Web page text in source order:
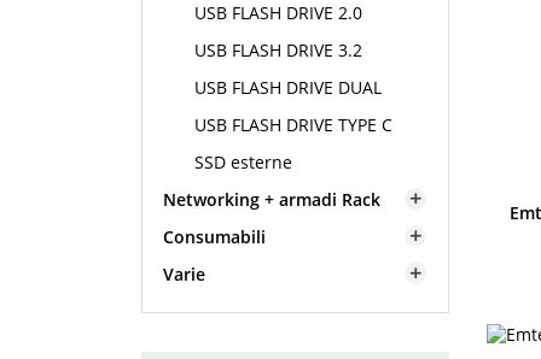
USB FLASH DRIVE 2.0
USB FLASH DRIVE 3.2
USB FLASH DRIVE DUAL
USB FLASH DRIVE TYPE C
SSD esterne
Networking + armadi Rack

Consumabili 
Varie 